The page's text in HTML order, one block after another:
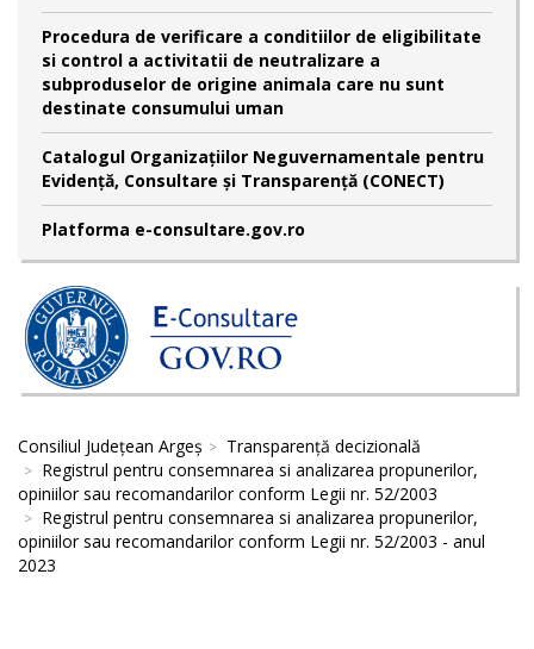
Procedura de verificare a conditiilor de eligibilitate
si control a activitatii de neutralizare a
subproduselor de origine animala care nu sunt
destinate consumului uman
Catalogul Organizațiilor Neguvernamentale pentru
Evidență, Consultare și Transparență (CONECT)
Platforma e-consultare.gov.ro
Consiliul Județean Argeș
Transparență decizională
Registrul pentru consemnarea si analizarea propunerilor,
opiniilor sau recomandarilor conform Legii nr. 52/2003
Registrul pentru consemnarea si analizarea propunerilor,
opiniilor sau recomandarilor conform Legii nr. 52/2003 - anul
2023